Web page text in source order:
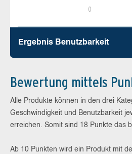
0
Ergebnis Benutz­barkeit
Bewertung mittels
Alle Produkte können in den drei
Geschwindigkeit und Benutzbarkeit
erreichen. Somit sind 18 Punkte das
Ab 10 Punkten wird ein Produkt mit